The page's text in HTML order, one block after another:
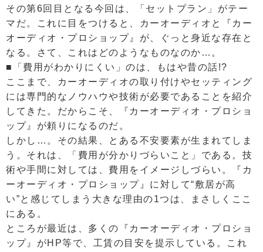
その第6回目となる今回は、「セットプラン」がテー
マだ。これに目をつけると、カーオーディオと『カー
オーディオ・プロショップ』が、ぐっと身近な存在と
なる。さて、これはどのようなものなのか…。
■「費用がわかりにくい」のは、もはや昔の話!?
ここまで、カーオーディオの取り付けやセッティング
には専門的なノウハウや技術が必要であることを紹介
してきた。だからこそ、『カーオーディオ・プロショ
ップ』が頼りになるのだ。
しかし…。その結果、とある不安要素が生まれてしま
う。それは、「費用が分かりづらいこと」である。技
術や手間に対しては、費用をイメージしづらい。『カ
ーオーディオ・プロショップ』に対して“敷居が高
い”と感じてしまう大きな理由の1つは、まさしくここ
にある。
ところが最近は、多くの『カーオーディオ・プロショ
ップ』がHP等で、工賃の目安を提示している。これ